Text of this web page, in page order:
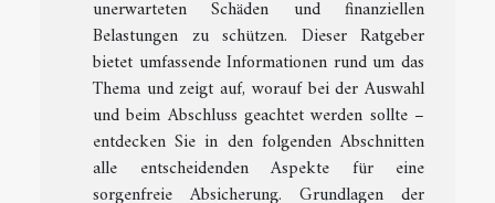
unerwarteten Schäden und finanziellen
Belastungen zu schützen. Dieser Ratgeber
bietet umfassende Informationen rund um das
Thema und zeigt auf, worauf bei der Auswahl
und beim Abschluss geachtet werden sollte –
entdecken Sie in den folgenden Abschnitten
alle entscheidenden Aspekte für eine
sorgenfreie Absicherung. Grundlagen der